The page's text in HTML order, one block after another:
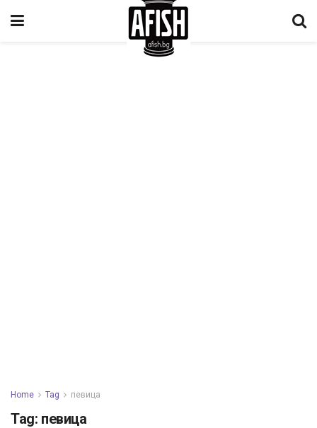
Home Tag певица
Tag: певица